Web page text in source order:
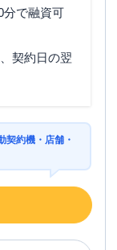
分で融資可
契約日の翌
契約機・店舗・